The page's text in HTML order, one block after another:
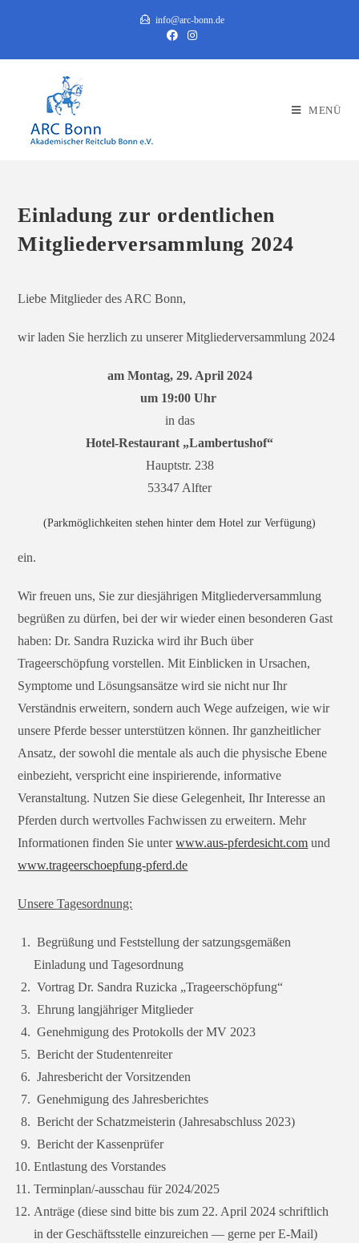
info@arc-bonn.de
MENÜ
Einladung zur ordentlichen
Mitgliederversammlung 2024
Liebe Mitglieder des ARC Bonn,
wir laden Sie herz­lich zu unse­rer Mitgliederversammlung 2024
am Montag, 29. April 2024
um 19:00 Uhr
in das
Hotel-Restaurant „Lambertushof“
Hauptstr. 238
53347 Alfter
(Parkmöglichkeiten stehen hinter dem Hotel zur Verfügung)
ein.
Wir freu­en uns, Sie zur dies­jäh­ri­gen Mitgliederversammlung
begrü­ßen zu dür­fen, bei der wir wie­der einen beson­de­ren Gast
haben: Dr. Sandra Ruzicka wird ihr Buch über
Trageerschöpfung vor­stel­len. Mit Einblicken in Ursachen,
Symptome und Lösungsansätze wird sie nicht nur Ihr
Verständnis erwei­tern, son­dern auch Wege auf­zei­gen, wie wir
unse­re Pferde bes­ser unter­stüt­zen kön­nen. Ihr ganz­heit­li­cher
Ansatz, der sowohl die men­ta­le als auch die phy­si­sche Ebene
ein­be­zieht, ver­spricht eine inspi­rie­ren­de, infor­ma­ti­ve
Veranstaltung. Nutzen Sie die­se Gelegenheit, Ihr Interesse an
Pferden durch wert­vol­les Fachwissen zu erwei­tern. Mehr
Informationen fin­den Sie unterwww.aus-pferdesicht.com und
www.trageerschoepfung-pferd.de
Unsere Tagesordnung:
Begrüßung und Feststellung der sat­zungs­ge­mä­ßen
Einladung und Tagesordnung
Vortrag Dr. Sandra Ruzicka „Trageerschöpfung“
Ehrung lang­jäh­ri­ger Mitglieder
Genehmigung des Protokolls der MV 2023
Bericht der Studentenreiter
Jahresbericht der Vorsitzenden
Genehmigung des Jahresberichtes
Bericht der Schatzmeisterin (Jahresabschluss 2023)
Bericht der Kassenprüfer
Entlastung des Vorstandes
Terminplan/-ausschau für 2024/2025
Anträge (die­se sind bit­te bis zum 22. April 2024 schrift­lich
in der Geschäftsstelle ein­zu­rei­chen — ger­ne per E‑Mail)